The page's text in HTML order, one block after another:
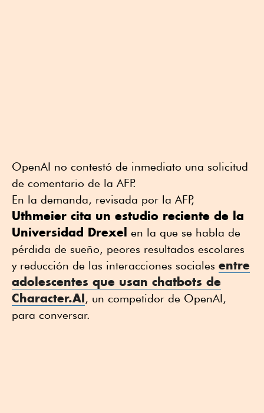
OpenAI no contestó de inmediato una solicitud
de comentario de la AFP.
En la demanda, revisada por la AFP,
Uthmeier cita un estudio reciente de la
Universidad Drexel en la que se habla de
pérdida de sueño, peores resultados escolares
y reducción de las interacciones sociales entre
adolescentes que usan chatbots de
Character.AI, un competidor de OpenAI,
para conversar.